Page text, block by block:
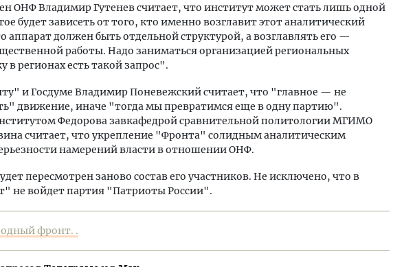
ОНФ Владимир Гутенев считает, что институт может стать лишь одной
будет зависеть от того, кто именно возглавит этот аналитический
аппарат должен быть отдельной структурой, а возглавлять его —
работы. Надо заниматься организацией региональных
в регионах есть такой запрос".
и Госдуме Владимир Поневежский считает, что "главное — не
движение, иначе "тогда мы превратимся еще в одну партию".
Федорова завкафедрой сравнительной политологии МГИМО
считает, что укрепление "Фронта" солидным аналитическим
намерений власти в отношении ОНФ.
пересмотрен заново состав его участников. Не исключено, что в
не войдет партия "Патриоты России".
фронт. .